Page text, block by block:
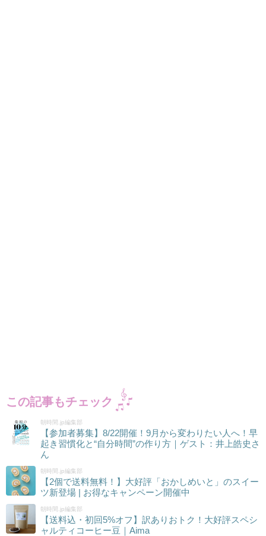
この記事もチェック
朝時間.jp編集部
【参加者募集】8/22開催！9月から変わりたい人へ！早
起き習慣化と“自分時間”の作り方｜ゲスト：井上皓史さ
ん
朝時間.jp編集部
【2個で送料無料！】大好評「おかしめいと」のスイー
ツ新登場 | お得なキャンペーン開催中
朝時間.jp編集部
【送料込・初回5%オフ】訳ありおトク！大好評スペシ
ャルティコーヒー豆｜Aima